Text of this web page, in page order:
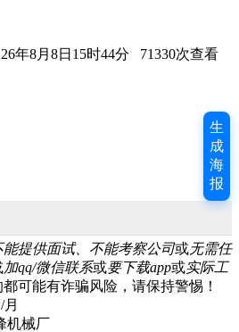
年8月8日15时44分 71330次查看
提供面试、不能考察公司或无需任
加qq/微信联系或要下载app或实际工
都可能有诈骗风险，请保持警惕！
机械厂
生
成
海
报